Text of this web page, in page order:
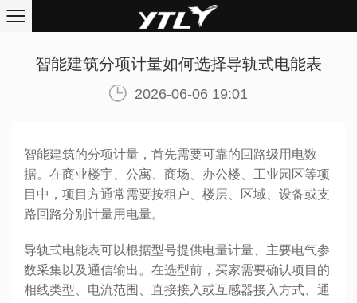
智能建筑分项计量如何选择导轨式电能表
2026-06-06 19:01
智能建筑的分项计量，首先需要可靠的回路级用电数
据。在商业楼宇、公寓、商场、办公楼、工业园区等项
目中，项目方通常需要按租户、楼层、区域、设备或支
路回路分别计量用电量。
导轨式电能表可以根据型号提供电量计量、主要电气参
数采集以及通信输出。在选型前，买家需要确认项目的
相线类型、电流范围、直接接入或互感器接入方式、通